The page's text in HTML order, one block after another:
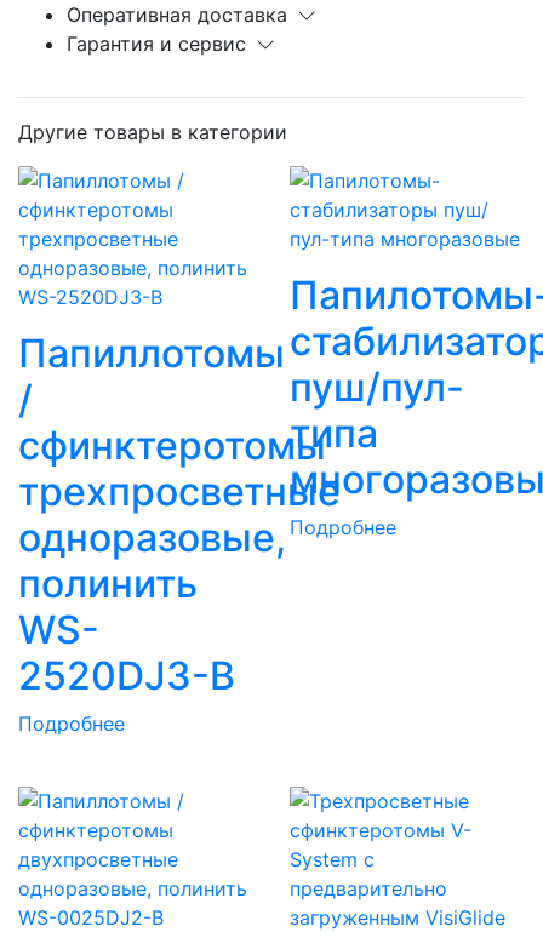
Оперативная доставка
Гарантия и сервис
Другие товары в категории
Папиллотомы
/
сфинктеротомы
трехпросветные
одноразовые,
полинить
WS-
2520DJ3-В
Подробнее
пуш/пул-
типа
Подробнее